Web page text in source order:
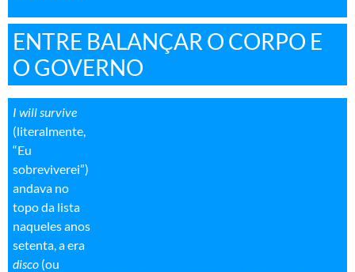
ENTRE BALANÇAR O CORPO E
O GOVERNO
I will survive
(literalmente,
“Eu
sobreviverei”)
andava no
topo da lista
naqueles anos
setenta, a era
disco (ou